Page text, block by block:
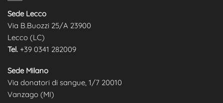
Sede Lecco
Via B.Buozzi 25/A 23900
Lecco (LC)
Tel. +39 0341 282009
Sede Milano
Via donatori di sangue, 1/7 20010
Vanzago (MI)